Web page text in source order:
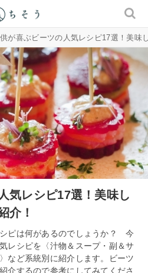
が喜ぶビーツの人気レシピ17選！美味
気レシピ17選！美味し
介！
ピは何があるのでしょうか？ 今
レシピを〈汁物＆スープ・副＆サ
など系統別に紹介します。ビーツ
介するので参考にしてみてくださ